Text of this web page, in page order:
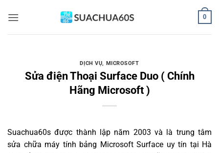
qua
0
DỊCH VỤ, MICROSOFT
Sửa điện Thoại Surface Duo ( Chính
Hãng Microsoft )
Suachua60s được thành lập năm 2003 và là trung tâm
sửa chữa máy tính bảng Microsoft Surface uy tín tại Hà